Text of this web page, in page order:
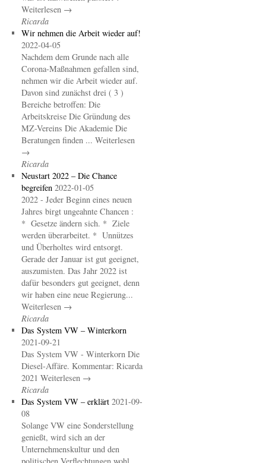
Weiterlesen →
Ricarda
Wir nehmen die Arbeit wieder auf!
2022-04-05
Nachdem dem Grunde nach alle
Corona-Maßnahmen gefallen sind,
nehmen wir die Arbeit wieder auf.
Davon sind zunächst drei ( 3 )
Bereiche betroffen: Die
Arbeitskreise Die Gründung des
MZ-Vereins Die Akademie Die
Beratungen finden ... Weiterlesen
→
Ricarda
Neustart 2022 – Die Chance
begreifen 2022-01-05
2022 - Jeder Beginn eines neuen
Jahres birgt ungeahnte Chancen :
* Gesetze ändern sich. * Ziele
werden überarbeitet. * Unnützes
und Überholtes wird entsorgt.
Gerade der Januar ist gut geeignet,
auszumisten. Das Jahr 2022 ist
dafür besonders gut geeignet, denn
wir haben eine neue Regierung...
Weiterlesen →
Ricarda
Das System VW – Winterkorn
2021-09-21
Das System VW - Winterkorn Die
Diesel-Affäre. Kommentar: Ricarda
2021 Weiterlesen →
Ricarda
Das System VW – erklärt 2021-09-
08
Solange VW eine Sonderstellung
genießt, wird sich an der
Unternehmenskultur und den